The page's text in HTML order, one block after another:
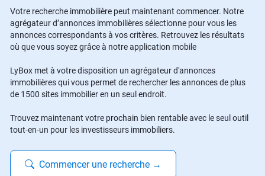
Votre recherche immobilière peut maintenant commencer. Notre
agrégateur d’annonces immobilières sélectionne pour vous les
annonces correspondants à vos critères. Retrouvez les résultats
où que vous soyez grâce à notre application mobile
LyBox met à votre disposition un agrégateur d'annonces
immobilières qui vous permet de rechercher les annonces de plus
de 1500 sites immobilier en un seul endroit.
Trouvez maintenant votre prochain bien rentable avec le seul outil
tout-en-un pour les investisseurs immobiliers.
Commencer une recherche →